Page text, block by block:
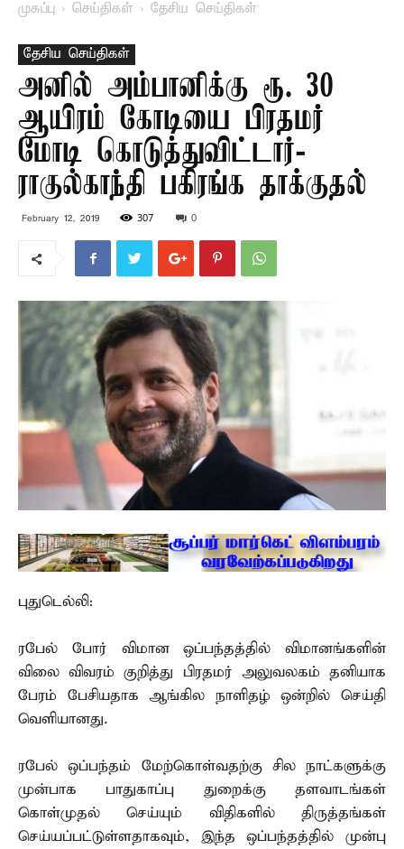
முகப்பு செய்திகள் தேசிய செய்திகள்
தேசிய செய்திகள்
அனில் அம்பானிக்கு ரூ. 30
ஆயிரம் கோடியை பிரதமர்
மோடி கொடுத்துவிட்டார்-
ராகுல்காந்தி பகிரங்க தாக்குதல்
February 12, 2019 307 0
புதுடெல்லி:
ரபேல் போர் விமான ஒப்பந்தத்தில் விமானங்களின்
விலை விவரம் குறித்து பிரதமர் அலுவலகம் தனியாக
பேரம் பேசியதாக ஆங்கில நாளிதழ் ஒன்றில் செய்தி
வெளியானது.
ரபேல் ஒப்பந்தம் மேற்கொள்வதற்கு சில நாட்களுக்கு
முன்பாக பாதுகாப்பு துறைக்கு தளவாடங்கள்
கொள்முதல் செய்யும் விதிகளில் திருத்தங்கள்
செய்யப்பட்டுள்ளதாகவும், இந்த ஒப்பந்தத்தில் முன்பு